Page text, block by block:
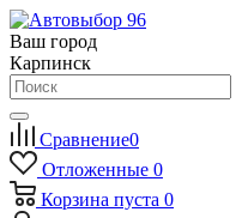
Ваш город
Карпинск
Сравнение0
Отложенные 0
Корзина пуста 0